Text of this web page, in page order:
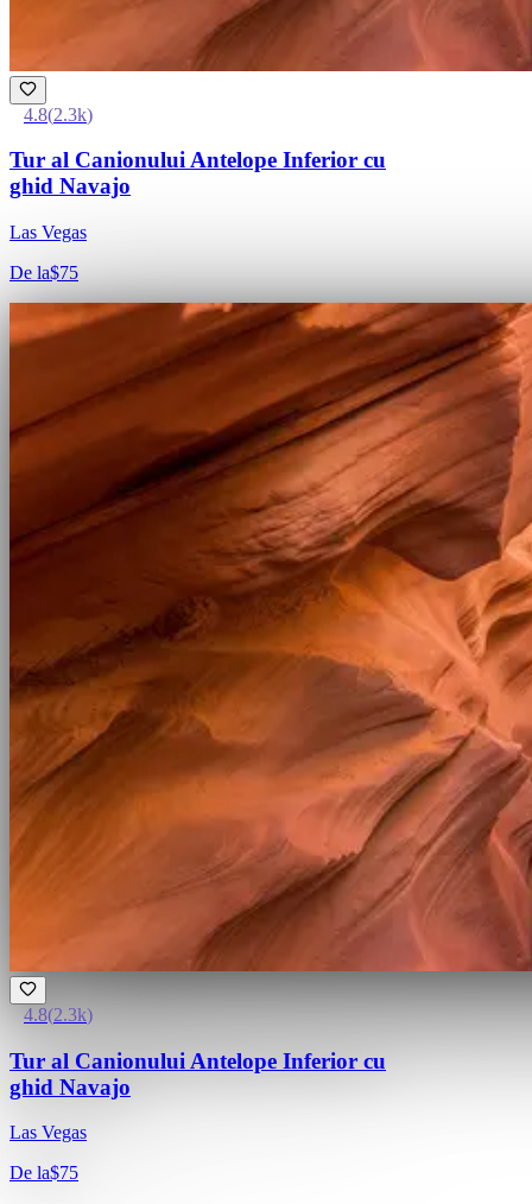
4.8(2.3k)
Tur al Canionului Antelope Inferior cu
ghid Navajo
Las Vegas
De la$75
4.8(2.3k)
Tur al Canionului Antelope Inferior cu
ghid Navajo
Las Vegas
De la$75